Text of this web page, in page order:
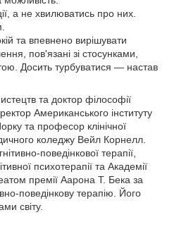
а не хвилюватись про них.
та впевнено вирішувати
пов'язані зі стосунками,
Досить турбуватися — настав
та доктор філософії
Американського інституту
та професор клінічної
коледжу Вейл Корнелл.
поведінкової терапії,
психотерапії та Академії
премії Аарона Т. Бека за
поведінкову терапію. Його
світу.